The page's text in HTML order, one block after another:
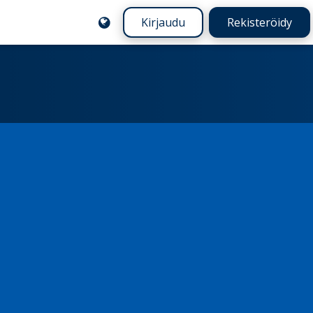
Kirjaudu Rekisteröidy